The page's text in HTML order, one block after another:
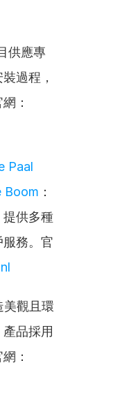
供應專
過程，
：
Paal
Boom ：
提供多種
務。官
美觀且環
品採用
：